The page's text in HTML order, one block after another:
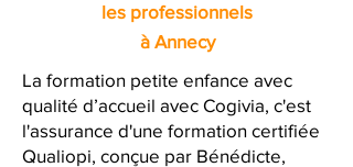
les professionnels
à Annecy
La formation petite enfance avec
qualité d’accueil avec Cogivia, c'est
l'assurance d'une formation certifiée
Qualiopi, conçue par Bénédicte,